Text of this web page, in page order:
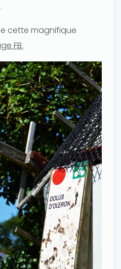
cette magnifique
FB.